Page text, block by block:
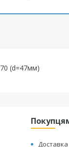
(d=47мм)